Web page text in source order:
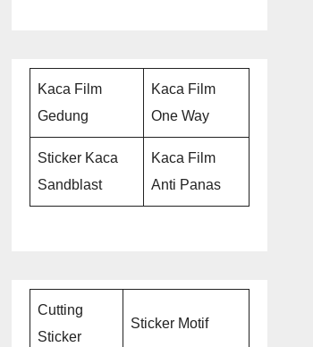
Kaca Film
Gedung
Kaca Film
One Way
Sticker Kaca
Sandblast
Kaca Film
Anti Panas
Cutting
Sticker
Sticker Motif